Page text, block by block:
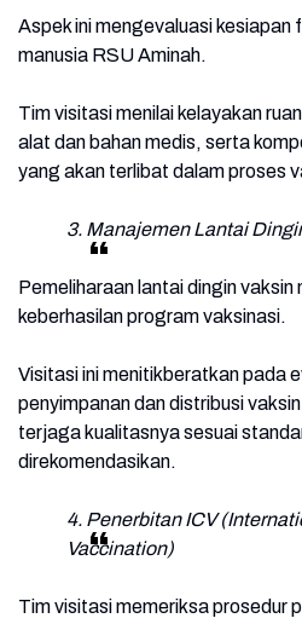
Aspek ini mengevaluasi kesiapan
manusia RSU Aminah.
Tim visitasi menilai kelayakan
alat dan bahan medis, serta
yang akan terlibat dalam proses
3. Manajemen Lantai
Pemeliharaan lantai dingin
keberhasilan program vaksinasi.
Visitasi ini menitikberatkan pada
penyimpanan dan distribusi
terjaga kualitasnya sesuai
direkomendasikan.
4. Penerbitan ICV
Vaccination)
Tim visitasi memeriksa prosedur